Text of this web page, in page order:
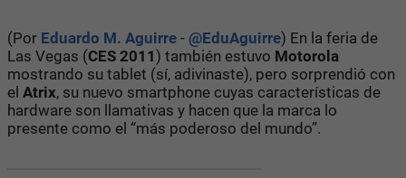
(Por Eduardo M. Aguirre - @EduAguirre) En la feria de
Las Vegas (CES 2011) también estuvo Motorola
mostrando su tablet (sí, adivinaste), pero sorprendió con
el Atrix, su nuevo smartphone cuyas características de
hardware son llamativas y hacen que la marca lo
presente como el “más poderoso del mundo”.